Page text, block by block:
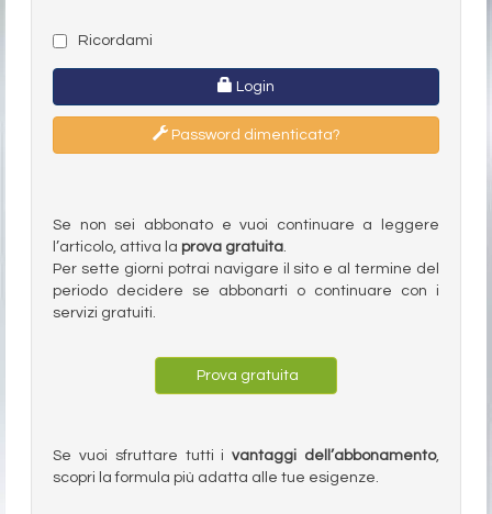
Ricordami
Login
Password dimenticata?
Se non sei abbonato e vuoi continuare a leggere
l’articolo, attiva la prova gratuita.
Per sette giorni potrai navigare il sito e al termine del
periodo decidere se abbonarti o continuare con i
servizi gratuiti.
Prova gratuita
Se vuoi sfruttare tutti ivantaggi dell’abbonamento,
scopri la formula più adatta alle tue esigenze.